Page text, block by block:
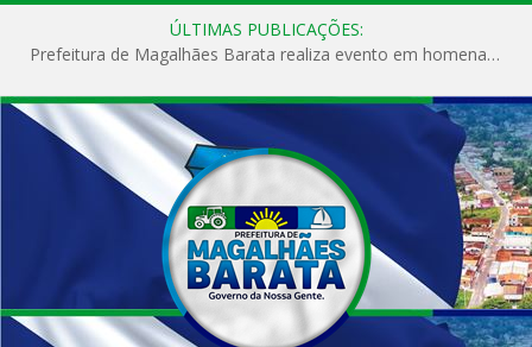
ÚLTIMAS PUBLICAÇÕES:
Prefeitura de Magalhães Barata realiza evento em homenagem ao Dia Internacional da Mulher